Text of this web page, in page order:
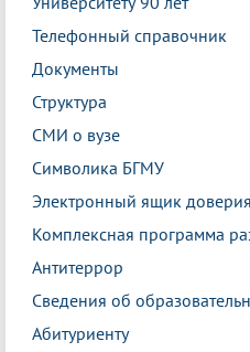
Телефонный справочник
Документы
Структура
СМИ о вузе
Символика БГМУ
Электронный ящик доверия
Комплексная программа
Антитеррор
Сведения об
Абитуриенту